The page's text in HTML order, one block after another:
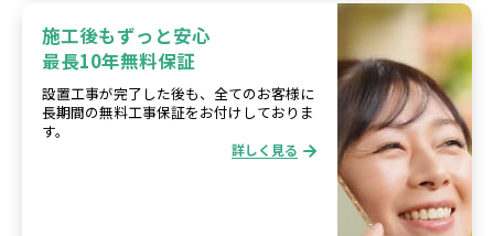
施工後もずっと安心
最長10年無料保証
設置工事が完了した後も、全てのお客様に
長期間の無料工事保証をお付けしておりま
す。
詳しく見る